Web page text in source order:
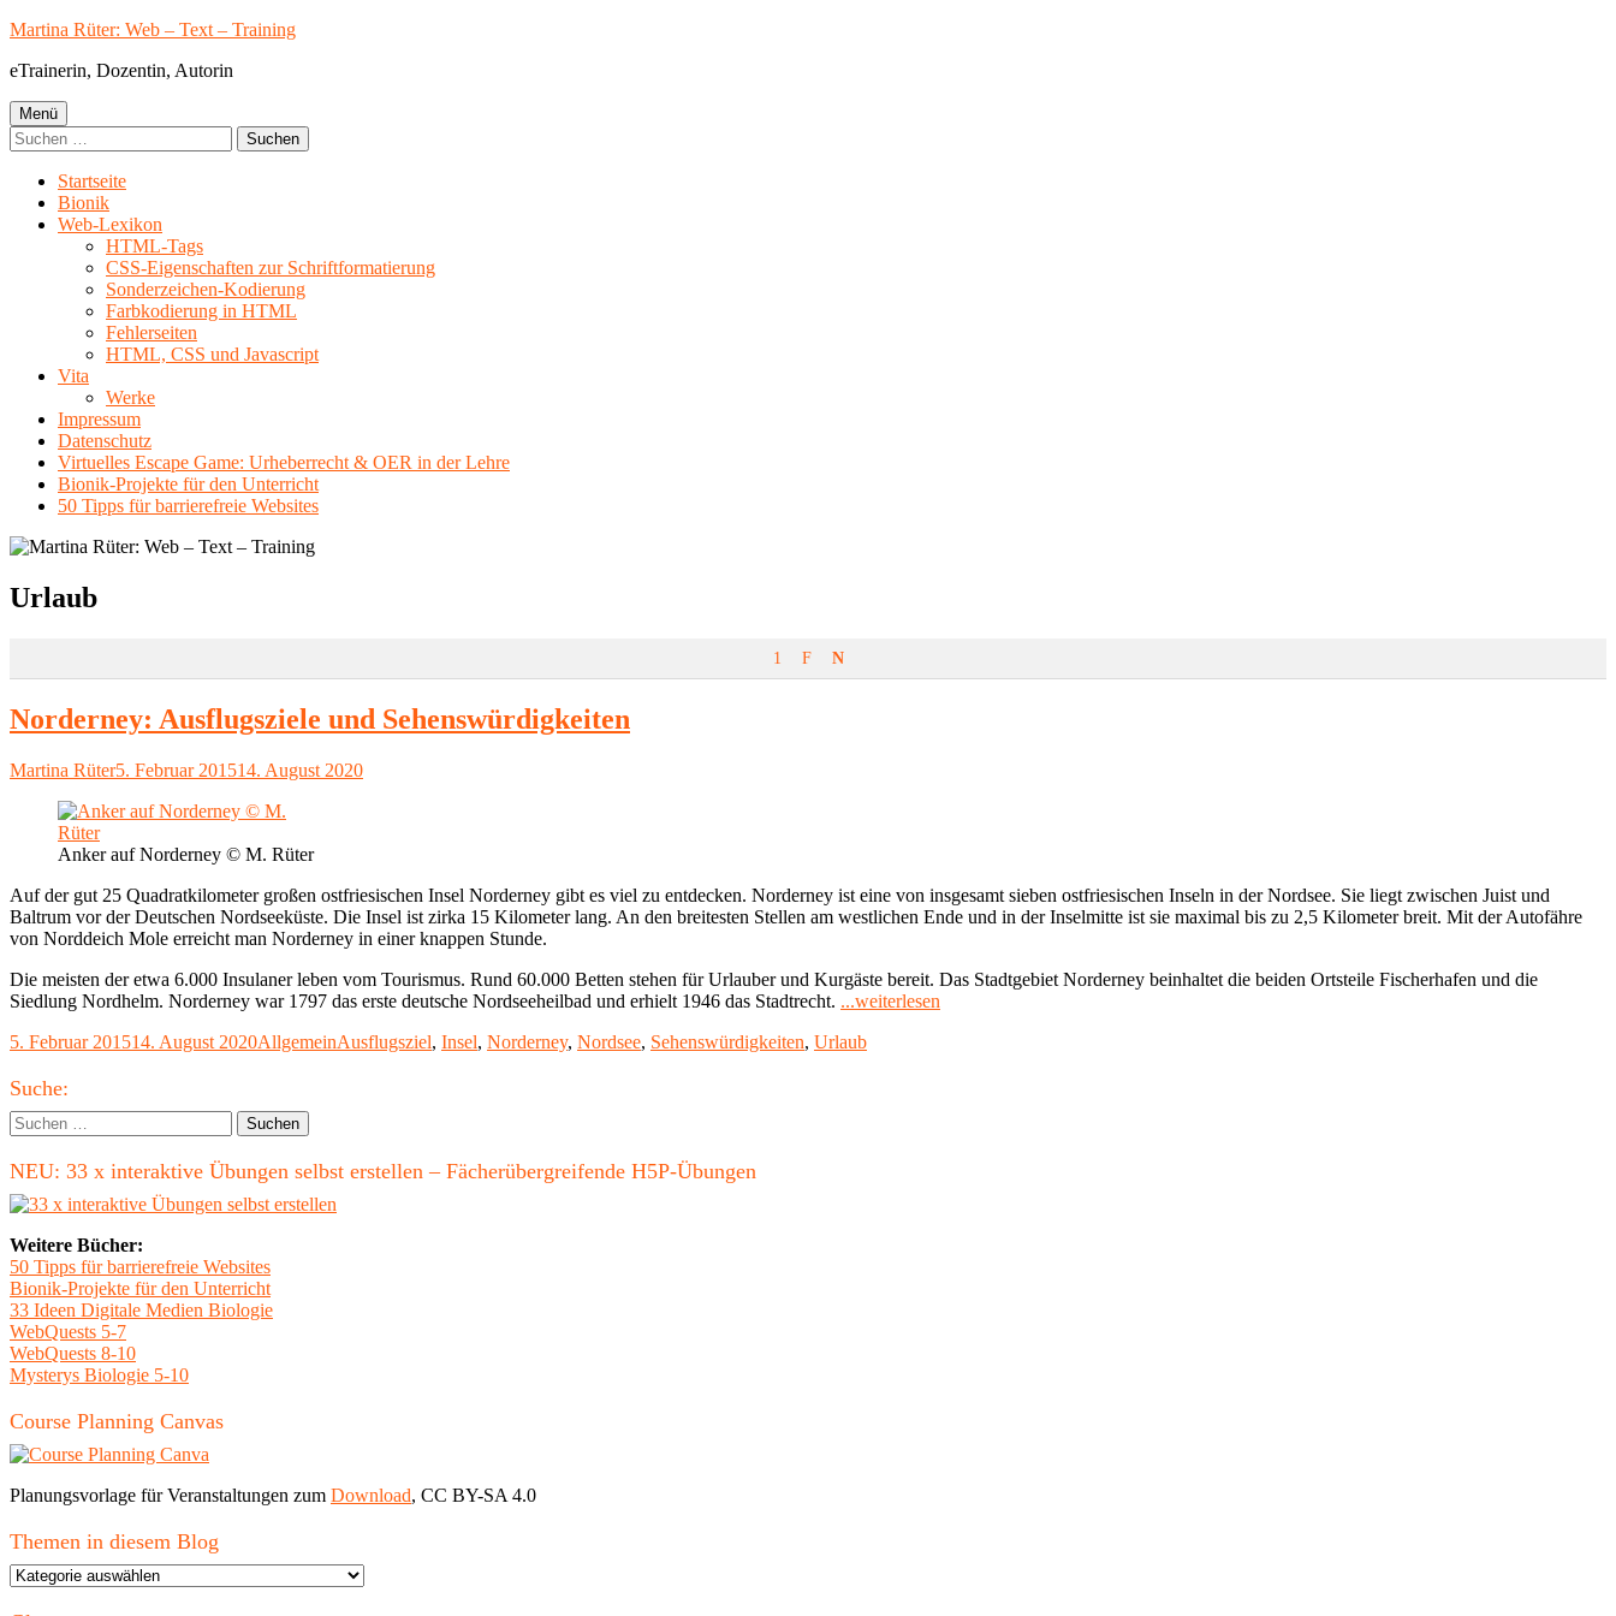
Springe
Inhalt
Martina Rüter: Web – Text – Training
eTrainerin, Dozentin, Autorin
Primäres
Menü
Menü
Suchen
nach:
Startseite
Bionik
Web-Lexikon
HTML-Tags
CSS-Eigenschaften zur Schriftformatierung
Sonderzeichen-Kodierung
Farbkodierung in HTML
Fehlerseiten
HTML, CSS und Javascript
Vita
Werke
Impressum
Datenschutz
Virtuelles Escape Game: Urheberrecht & OER in der Lehre
Bionik-Projekte für den Unterricht
50 Tipps für barrierefreie Websites
Schlagwort:
Urlaub
1 F N
Norderney: Ausflugsziele und Sehenswürdigkeiten
Autor
Martina RüterVeröffentlicht
5. Februar 201514. August 2020
Anker auf Norderney © M. Rüter
Auf der gut 25 Quadratkilometer großen ostfriesischen Insel Norderney gibt es viel zu entdecken. Norderney ist eine von insgesamt sieben ostfriesischen Inseln in der Nordsee. Sie liegt zwischen Juist und
Baltrum vor der Deutschen Nordseeküste. Die Insel ist zirka 15 Kilometer lang. An den breitesten Stellen am westlichen Ende und in der Inselmitte ist sie maximal bis zu 2,5 Kilometer breit. Mit der Autofähre
von Norddeich Mole erreicht man Norderney in einer knappen Stunde.
Die meisten der etwa 6.000 Insulaner leben vom Tourismus. Rund 60.000 Betten stehen für Urlauber und Kurgäste bereit. Das Stadtgebiet Norderney beinhaltet die beiden Ortsteile Fischerhafen und die
Siedlung Nordhelm. Norderney war 1797 das erste deutsche Nordseeheilbad und erhielt 1946 das Stadtrecht. ...weiterlesen
Veröffentlicht
5. Februar 201514. August 2020Kategorien
AllgemeinSchlagwörter
Ausflugsziel, Insel, Norderney, Nordsee, Sehenswürdigkeiten, Urlaub
Haupt-
Seitenleiste
Suche:
Suchen
nach:
NEU: 33 x interaktive Übungen selbst erstellen – Fächerübergreifende H5P-Übungen
Weitere Bücher:
50 Tipps für barrierefreie Websites
Bionik-Projekte für den Unterricht
33 Ideen Digitale Medien Biologie
WebQuests 5-7
WebQuests 8-10
Mysterys Biologie 5-10
Course Planning Canvas
Planungsvorlage für Veranstaltungen zum Download, CC BY-SA 4.0
Themen in diesem Blog
Themen